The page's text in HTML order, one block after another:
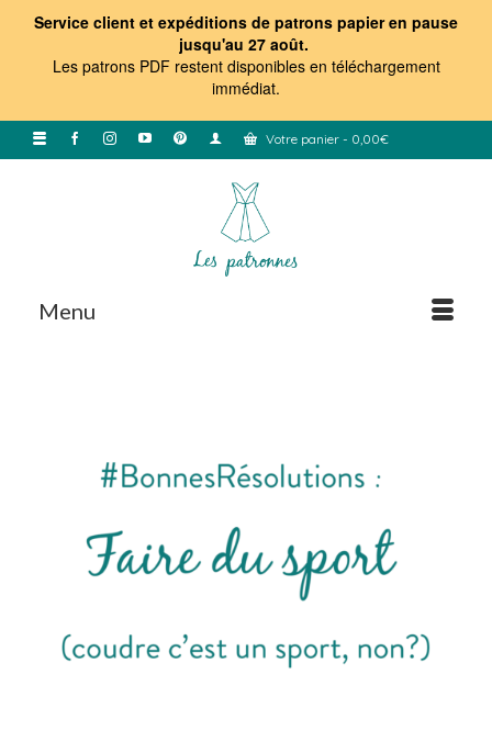
Service client et expéditions de patrons papier en pause
jusqu'au 27 août.
Les patrons PDF restent disponibles en téléchargement
immédiat.
Votre panier - 0,00€
Menu